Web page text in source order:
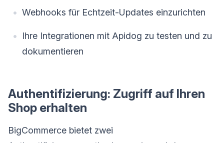
Webhooks für Echtzeit-Updates einzurichten
Ihre Integrationen mit Apidog zu testen und zu
dokumentieren
Authentifizierung: Zugriff auf Ihren
Shop erhalten
BigCommerce bietet zwei